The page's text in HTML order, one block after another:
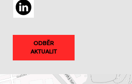
ODBĚR
AKTUALIT